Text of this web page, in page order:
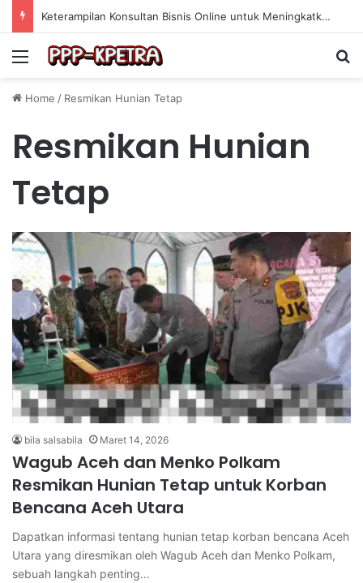
Keterampilan Konsultan Bisnis Online untuk Meningkatkan Pendapatan Berdasarkan Pengalaman Praktis
Menu
Home / Resmikan Hunian Tetap
Resmikan Hunian
Tetap
bila salsabila Maret 14, 2026
Wagub Aceh dan Menko Polkam
Resmikan Hunian Tetap untuk Korban
Bencana Aceh Utara
Dapatkan informasi tentang hunian tetap korban bencana Aceh
Utara yang diresmikan oleh Wagub Aceh dan Menko Polkam,
sebuah langkah penting…